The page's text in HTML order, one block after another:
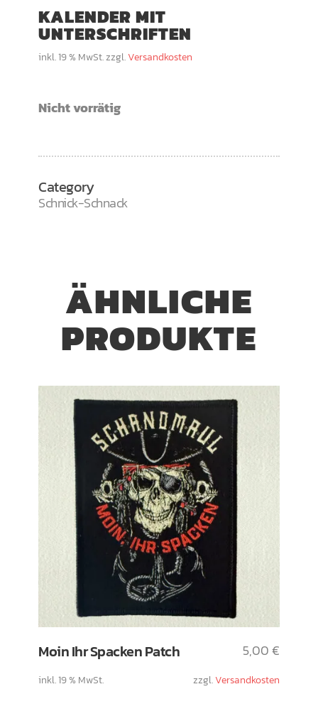
KALENDER MIT
UNTERSCHRIFTEN
inkl. 19 % MwSt.zzgl.Versandkosten
Nicht vorrätig
Category
Schnick-Schnack
ÄHNLICHE
PRODUKTE
Moin Ihr Spacken Patch
inkl. 19 % MwSt. zzgl.Versandkosten
5,00€